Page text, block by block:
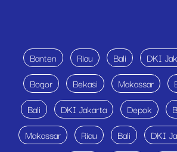
Banten Riau Bali DKI
Bogor
Bekasi Makassar
Bali
DKI Jakarta Depok
Makassar
Riau Bali DKI